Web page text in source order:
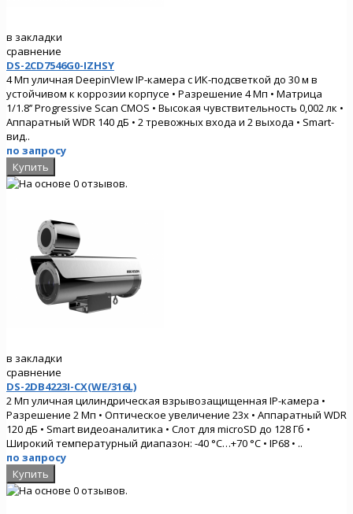
в закладки
сравнение
DS-2CD7546G0-IZHSY
4 Мп уличная DeepinVIew IP-камера с ИК-подсветкой до 30 м в
устойчивом к коррозии корпусе • Разрешение 4 Мп • Матрица
1/1.8’’ Progressive Scan CMOS • Высокая чувствительность 0,002 лк •
Аппаратный WDR 140 дБ • 2 тревожных входа и 2 выхода • Smart-
вид..
по запросу
в закладки
сравнение
DS-2DB4223I-CX(WE/316L)
2 Мп уличная цилиндрическая взрывозащищенная IP-камера •
Разрешение 2 Мп • Оптическое увеличение 23х • Аппаратный WDR
120 дБ • Smart видеоаналитика • Слот для microSD до 128 Гб •
Широкий температурный диапазон: -40 °C…+70 °C • IP68 • ..
по запросу